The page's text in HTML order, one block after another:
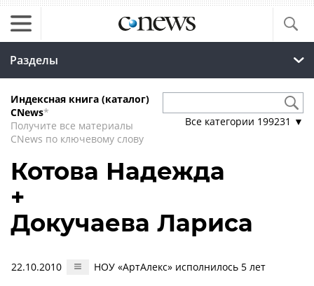
Разделы
Индексная книга (каталог)
CNews*
Получите все материалы
CNews по ключевому слову
Все категории 199231 ▼
Котова Надежда
+
Докучаева Лариса
22.10.2010 НОУ «АртАлекс» исполнилось 5 лет